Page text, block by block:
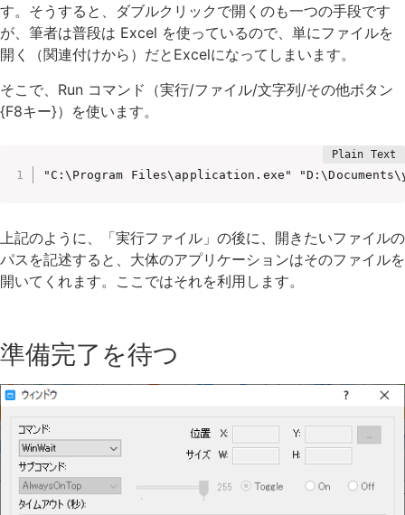
す。そうすると、ダブルクリックで開くのも一つの手段です
が、筆者は普段は Excel を使っているので、単にファイルを
開く（関連付けから）だとExcelになってしまいます。
そこで、Run コマンド（実行/ファイル/文字列/その他ボタン
{F8キー}）を使います。
"C:\Program Files\application.exe"
上記のように、「実行ファイル」の後に、開きたいファイルの
パスを記述すると、大体のアプリケーションはそのファイルを
開いてくれます。ここではそれを利用します。
準備完了を待つ